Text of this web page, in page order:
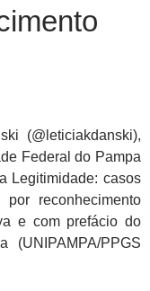
(@leticiakdanski),
Federal do Pampa
Legitimidade: casos
reconhecimento
e com prefácio do
(UNIPAMPA/PPGS